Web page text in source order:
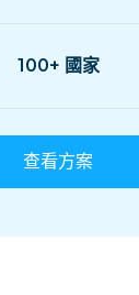
100+ 國家
查看方案